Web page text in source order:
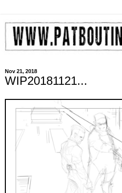
Nov 21, 2018
WIP20181121...